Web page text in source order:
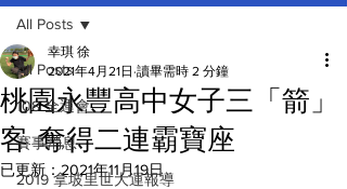
All Posts
108 全運會
賽事消息
2019 拿坡里世大運報導
All Posts
桃園永豐高中女子三「箭」
客 奪得二連霸寶座
幸琪 徐
2021年4月21日 讀畢需時 2 分鐘
已更新：2021年11月19日